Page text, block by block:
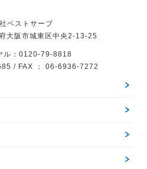
ベストサーブ
大阪市城東区中央2-13-25
ル：0120-79-8818
/ FAX ： 06-6936-7272